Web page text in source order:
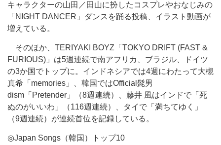
キャラクターの山田／田山に扮したコスプレやおなじみの
「NIGHT DANCER」ダンスを踊る投稿、イラスト動画が
増えている。
そのほか、TERIYAKI BOYZ「TOKYO DRIFT (FAST &
FURIOUS)」は5週連続で南アフリカ、ブラジル、ドイツ
の3か国でトップに。インドネシアでは4週にわたって大槻
真希「memories」、韓国ではOfficial髭男
dism「Pretender」（8週連続）、藤井 風はインドで「死
ぬのがいいわ」（116週連続）、タイで「満ちてゆく」
（9週連続）が連続首位を記録している。
◎Japan Songs（韓国）トップ10